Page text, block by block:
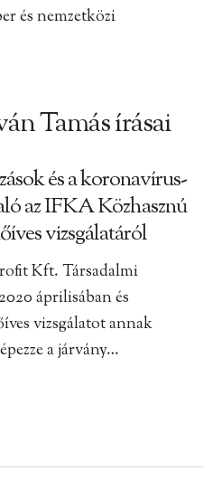
és nemzetközi
Tamás írásai
és a koronavírus-
az IFKA Közhasznú
vizsgálatáról
Kft. Társadalmi
áprilisában és
vizsgálatot annak
a járvány…